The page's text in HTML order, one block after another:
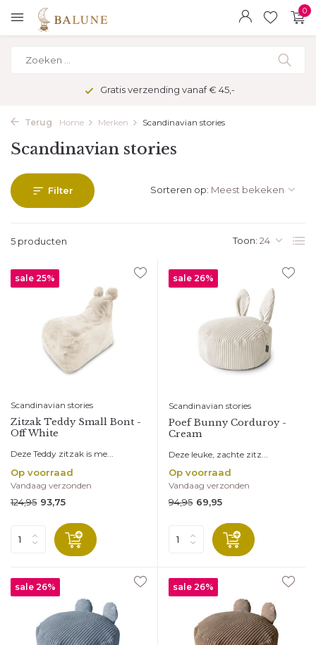
0
Gratis verzending vanaf € 45,-
Terug Home Merken Scandinavian stories
Scandinavian stories
Filter
5 producten Toon:
Sorteren op:
sale 25%
Scandinavian stories
Zitzak Teddy Small Bont -
Off White
Deze Teddy zitzak is me...
Op voorraad
Vandaag verzonden
124,95 93,75
sale 26%
Scandinavian stories
Poef Bunny Corduroy -
Cream
Deze leuke, zachte zitz...
Op voorraad
Vandaag verzonden
94,95 69,95
sale 26% sale 26%